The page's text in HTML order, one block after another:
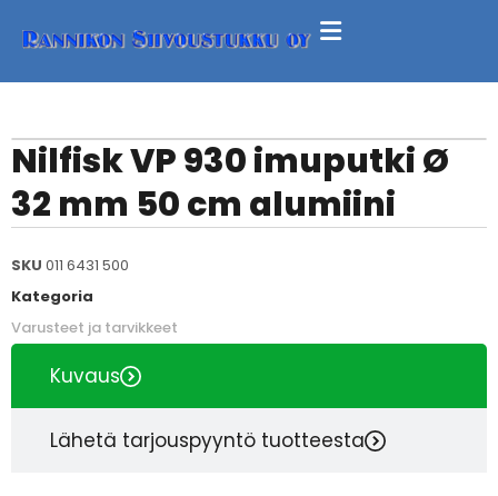
Nilfisk VP 930 imuputki Ø
32 mm 50 cm alumiini
SKU 011 6431 500
Kategoria
Varusteet ja tarvikkeet
Kuvaus
Lähetä tarjouspyyntö tuotteesta